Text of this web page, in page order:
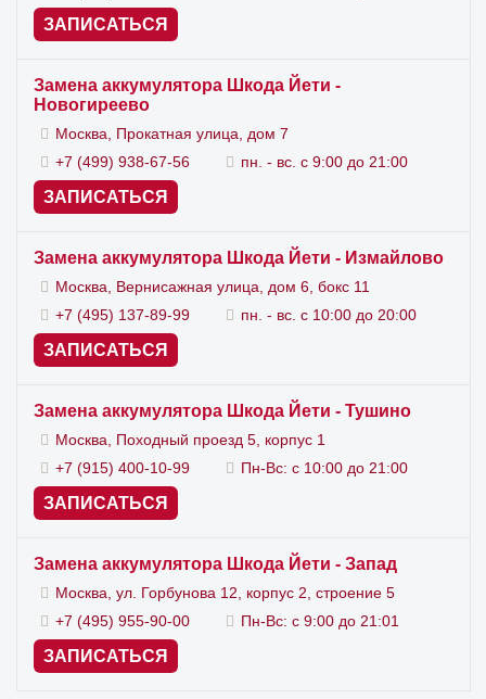
ЗАПИСАТЬСЯ
Замена аккумулятора Шкода Йети -
Новогиреево
Москва, Прокатная улица, дом 7
+7 (499) 938-67-56
пн. - вс. с 9:00 до 21:00
ЗАПИСАТЬСЯ
Замена аккумулятора Шкода Йети - Измайлово
Москва, Вернисажная улица, дом 6, бокс 11
+7 (495) 137-89-99
пн. - вс. с 10:00 до 20:00
ЗАПИСАТЬСЯ
Замена аккумулятора Шкода Йети - Тушино
Москва, Походный проезд 5, корпус 1
+7 (915) 400-10-99
Пн-Вс: с 10:00 до 21:00
ЗАПИСАТЬСЯ
Замена аккумулятора Шкода Йети - Запад
Москва, ул. Горбунова 12, корпус 2, строение 5
+7 (495) 955-90-00
Пн-Вс: с 9:00 до 21:01
ЗАПИСАТЬСЯ